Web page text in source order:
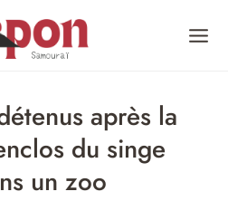
après la
du singe
un zoo